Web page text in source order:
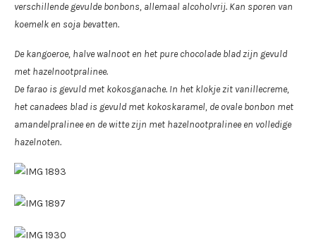
verschillende gevulde bonbons, allemaal alcoholvrij. Kan sporen van
koemelk en soja bevatten.
De kangoeroe, halve walnoot en het pure chocolade blad zijn gevuld
met hazelnootpralinee.
De farao is gevuld met kokosganache. In het klokje zit vanillecreme,
het canadees blad is gevuld met kokoskaramel, de ovale bonbon met
amandelpralinee en de witte zijn met hazelnootpralinee en volledige
hazelnoten.